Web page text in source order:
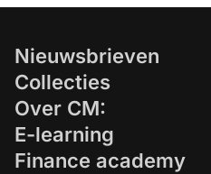
Nieuwsbrieven
Collecties
Over CM:
E-learning
Finance academy